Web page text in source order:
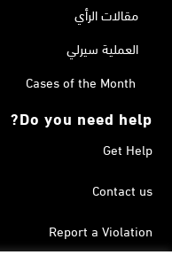
مقالات الرأي
العملية سيرلي
Cases of the Month
Do you need help?
Get Help
Contact us
Report a Violation